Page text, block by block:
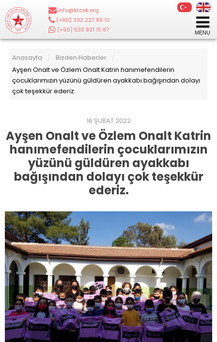
info@ktcek.org
(+90) 392 227 89 10
(+90) 533 831 15 87
Anasayfa / Bizden Haberler /
Ayşen Onalt ve Özlem Onalt Katrin hanımefendilerin
çocuklarımızın yüzünü güldüren ayakkabı bağışından dolayı
çok teşekkür ederiz.
16 ŞUBAT 2022
Ayşen Onalt ve Özlem Onalt Katrin
hanımefendilerin çocuklarımızın
yüzünü güldüren ayakkabı
bağışından dolayı çok teşekkür
ederiz.